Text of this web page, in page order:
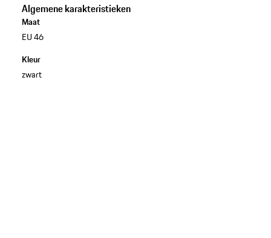
Algemene karakteristieken
Maat
EU 46
Kleur
zwart